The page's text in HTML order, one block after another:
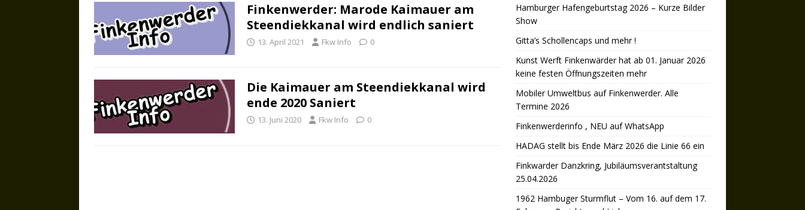
Finkenwerder: Marode Kaimauer am
Steendiekkanal wird endlich saniert
13. April 2021 Fkw Info 0
Die Kaimauer am Steendiekkanal wird
ende 2020 Saniert
13. Juni 2020 Fkw Info 0
Hamburger Hafengeburtstag 2026 – Kurze Bilder
Show
Gitta’s Schollencaps und mehr !
Kunst Werft Finkenwärder hat ab 01. Januar 2026
keine festen Öffnungszeiten mehr
Mobiler Umweltbus auf Finkenwerder. Alle
Termine 2026
Finkenwerderinfo , NEU auf WhatsApp
HADAG stellt bis Ende März 2026 die Linie 66 ein
Finkwarder Danzkring, Jubiläumsverantstaltung
25.04.2026
1962 Hambuger Sturmflut – Vom 16. auf dem 17.